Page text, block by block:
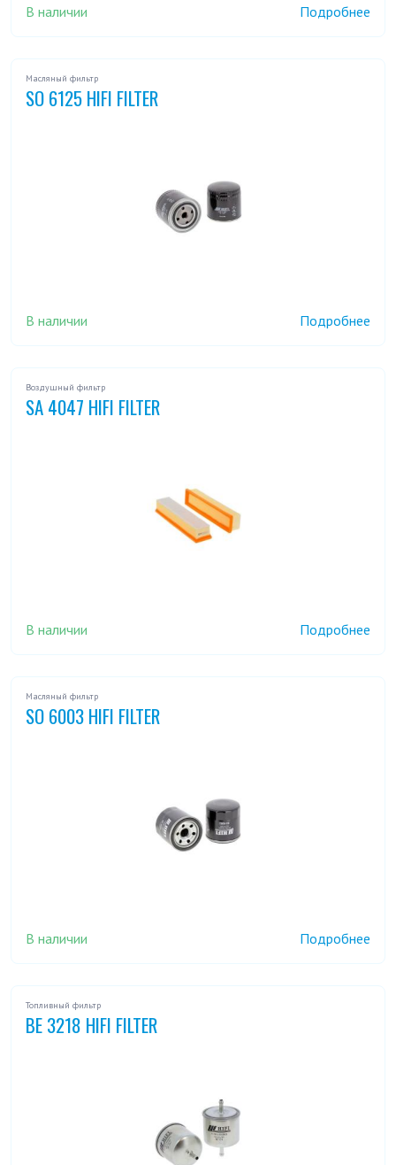
В наличии Подробнее
Масляный фильтр
SO 6125 HIFI FILTER
В наличии Подробнее
Воздушный фильтр
SA 4047 HIFI FILTER
В наличии Подробнее
Масляный фильтр
SO 6003 HIFI FILTER
В наличии Подробнее
Топливный фильтр
BE 3218 HIFI FILTER